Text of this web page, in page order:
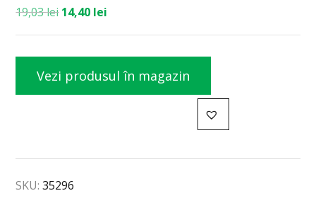
19,03lei 14,40 lei
Vezi produsul în magazin
SKU:35296